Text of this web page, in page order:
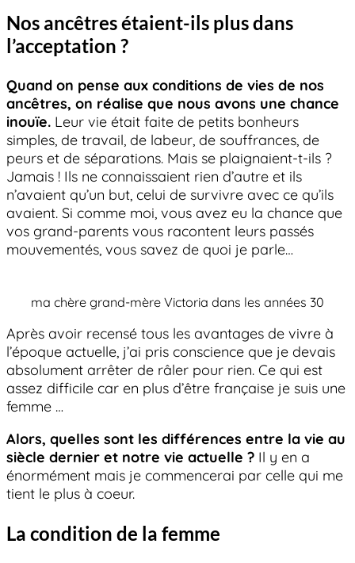
Nos ancêtres étaient-ils plus dans
l’acceptation ?
Quand on pense aux conditions de vies de nos
ancêtres, on réalise que nous avons une chance
inouïe. Leur vie était faite de petits bonheurs
simples, de travail, de labeur, de souffrances, de
peurs et de séparations. Mais se plaignaient-t-ils ?
Jamais ! Ils ne connaissaient rien d’autre et ils
n’avaient qu’un but, celui de survivre avec ce qu’ils
avaient. Si comme moi, vous avez eu la chance que
vos grand-parents vous racontent leurs passés
mouvementés, vous savez de quoi je parle…
ma chère grand-mère Victoria dans les années 30
Après avoir recensé tous les avantages de vivre à
l’époque actuelle, j’ai pris conscience que je devais
absolument arrêter de râler pour rien. Ce qui est
assez difficile car en plus d’être française je suis une
femme …
Alors, quelles sont les différences entre la vie au
siècle dernier et notre vie actuelle ? Il y en a
énormément mais je commencerai par celle qui me
tient le plus à coeur.
La condition de la femme